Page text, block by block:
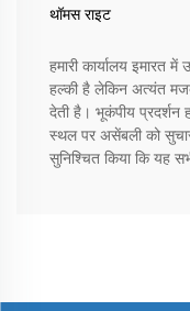
थॉमस राइट
हमारी कार्यालय इमारत
हल्की है लेकिन अत्यंत
देती है। भूकंपीय प्रदर्शन
स्थल पर असेंबली को सुचारु
सुनिश्चित किया कि यह